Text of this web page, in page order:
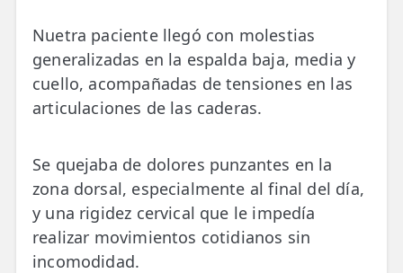
✨ Fisioestética
✨ Radiofrecuencia INDIBA
✨ Drenaje Linfático Manual
✨ Cicatrices y Estrías
LESIONES
FRECUENTES
Rotura Fibrilar
Nuetra paciente llegó con molestias
generalizadas en la espalda baja, media y
cuello, acompañadas de tensiones en las
articulaciones de las caderas.
Se quejaba de dolores punzantes en la
zona dorsal, especialmente al final del día,
y una rigidez cervical que le impedía
realizar movimientos cotidianos sin
incomodidad.